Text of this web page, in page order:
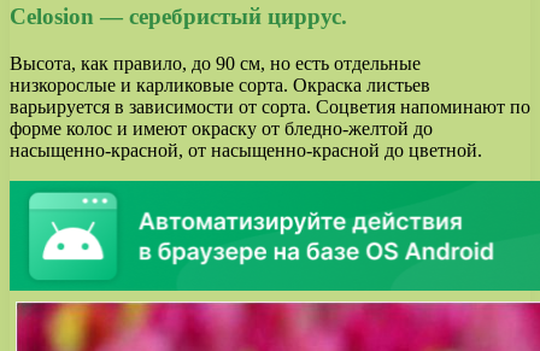
Celosion — серебристый циррус.
Высота, как правило, до 90 см, но есть отдельные
низкорослые и карликовые сорта. Окраска листьев
варьируется в зависимости от сорта. Соцветия напоминают по
форме колос и имеют окраску от бледно-желтой до
насыщенно-красной, от насыщенно-красной до цветной.